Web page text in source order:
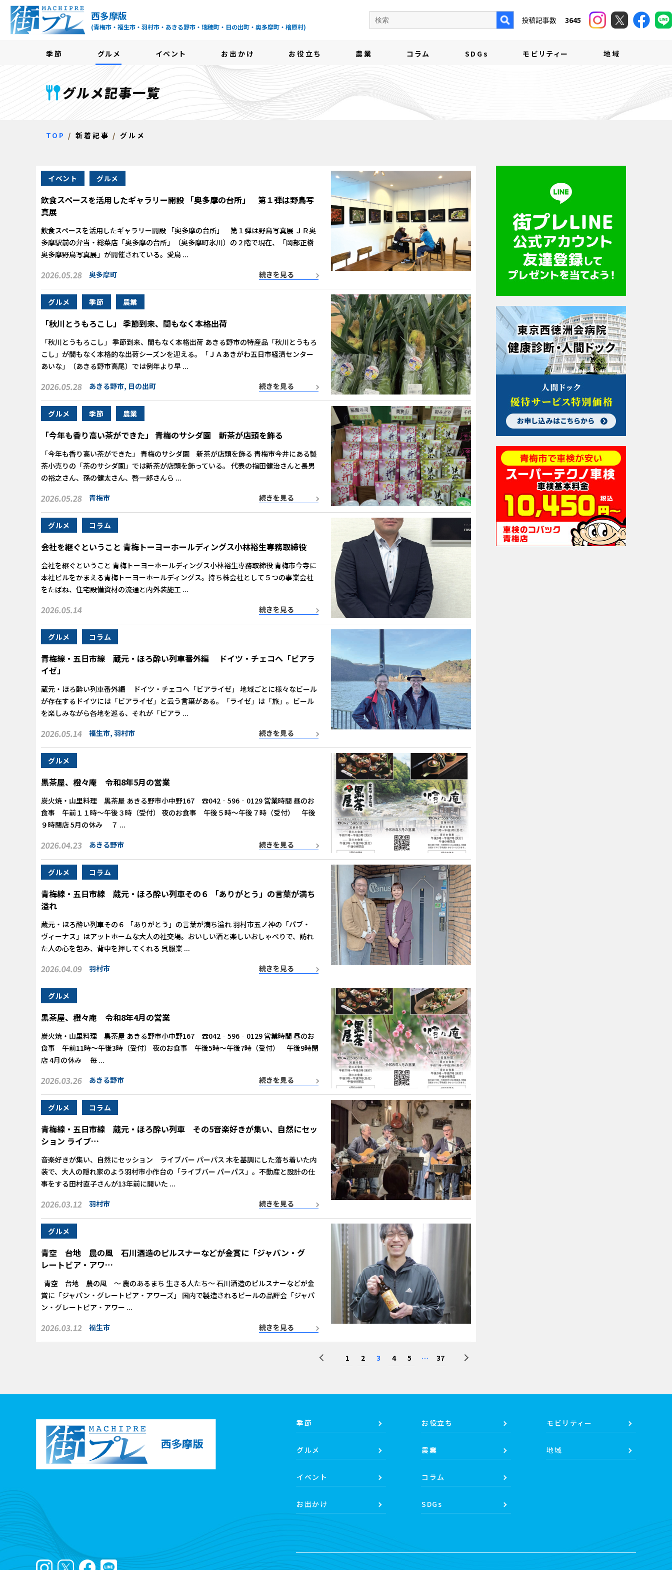
街プレ -東京・西多摩の地域情報サイト-
西多摩版
(青梅市・福生市・羽村市・あきる野市・瑞穂町・日の出町・奥多摩町・檜原村)
季節 グルメ イベント お出かけ お役立ち 農業 コラム SDGs モビリティー 地域
投稿記事数 3645
グルメ記事一覧
TOP 新着記事 グルメ
イベント グルメ
飲食スペースを活用したギャラリー開設 「奥多摩の台所」 第１弾は野鳥写
真展
飲食スペースを活用したギャラリー開設 「奥多摩の台所」 第１弾は野鳥写真展 ＪＲ奥
多摩駅前の弁当・総菜店「奥多摩の台所」（奥多摩町氷川）の２階で現在、「岡部正樹
奥多摩野鳥写真展」が開催されている。愛鳥 ...
2026.05.28 奥多摩町 続きを見る
グルメ 季節 農業
「秋川とうもろこし」 季節到来、間もなく本格出荷
「秋川とうもろこし」 季節到来、間もなく本格出荷 あきる野市の特産品「秋川とうもろ
こし」が間もなく本格的な出荷シーズンを迎える。「ＪＡあきがわ五日市経済センター
あいな」（あきる野市高尾）では例年より早 ...
2026.05.28 あきる野市, 日の出町 続きを見る
グルメ 季節 農業
「今年も香り高い茶ができた」 青梅のサシダ園 新茶が店頭を飾る
「今年も香り高い茶ができた」 青梅のサシダ園 新茶が店頭を飾る 青梅市今井にある製
茶小売りの「茶のサシダ園」では新茶が店頭を飾っている。 代表の指田健治さんと長男
の裕之さん、孫の健太さん、啓一郎さんら ...
2026.05.28 青梅市 続きを見る
グルメ コラム
会社を継ぐということ 青梅トーヨーホールディングス小林裕生専務取締役
会社を継ぐということ 青梅トーヨーホールディングス小林裕生専務取締役 青梅市今寺に
本社ビルをかまえる青梅トーヨーホールディングス。持ち株会社として５つの事業会社
をたばね、住宅設備資材の流通と内外装施工 ...
2026.05.14 続きを見る
グルメ コラム
青梅線・五日市線 蔵元・ほろ酔い列車番外編 ドイツ・チェコへ「ビアラ
イゼ」
蔵元・ほろ酔い列車番外編 ドイツ・チェコへ「ビアライゼ」 地域ごとに様々なビール
が存在するドイツには「ビアライゼ」と云う言葉がある。「ライゼ」は「旅」。ビール
を楽しみながら各地を巡る、それが「ビアラ ...
2026.05.14 福生市, 羽村市 続きを見る
グルメ
黒茶屋、橙々庵 令和8年5月の営業
炭火焼・山里料理 黒茶屋 あきる野市小中野167 ☎042‐596‐0129 営業時間 昼のお
食事 午前１１時～午後３時（受付） 夜のお食事 午後５時～午後７時（受付） 午後
９時閉店 5月の休み ７ ...
2026.04.23 あきる野市 続きを見る
グルメ コラム
青梅線・五日市線 蔵元・ほろ酔い列車その６ 「ありがとう」の言葉が満ち
溢れ
蔵元・ほろ酔い列車その６ 「ありがとう」の言葉が満ち溢れ 羽村市五ノ神の「パブ・
ヴィーナス」はアットホームな大人の社交場。おいしい酒と楽しいおしゃべりで、訪れ
た人の心を包み、背中を押してくれる 呉服業 ...
2026.04.09 羽村市 続きを見る
グルメ
黒茶屋、橙々庵 令和8年4月の営業
炭火焼・山里料理 黒茶屋 あきる野市小中野167 ☎042‐596‐0129 営業時間 昼のお
食事 午前11時～午後3時（受付） 夜のお食事 午後5時～午後7時（受付） 午後9時閉
店 4月の休み 毎 ...
2026.03.26 あきる野市 続きを見る
グルメ コラム
青梅線・五日市線 蔵元・ほろ酔い列車 その5音楽好きが集い、自然にセッ
ション ライブ…
音楽好きが集い、自然にセッション ライブバー パーパス 木を基調にした落ち着いた内
装で、大人の隠れ家のよう羽村市小作台の「ライブバー パーパス」。不動産と設計の仕
事をする田村直子さんが13年前に開いた ...
2026.03.12 羽村市 続きを見る
グルメ
青空 台地 農の風 石川酒造のピルスナーなどが金賞に「ジャパン・グ
レートビア・アワ…
青空 台地 農の風 ～ 農のあるまち 生きる人たち～ 石川酒造のピルスナーなどが金
賞に「ジャパン・グレートビア・アワーズ」 国内で製造されるビールの品評会「ジャパ
ン・グレートビア・アワー ...
2026.03.12 福生市 続きを見る
1 2 3 4 5 … 37
季節
グルメ
イベント
お出かけ
お役立ち
農業
コラム
SDGs
モビリティー
地域